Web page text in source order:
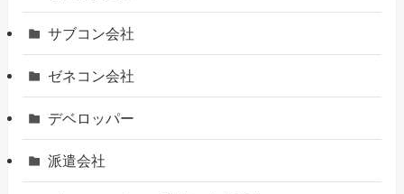
サブコン会社
ゼネコン会社
デベロッパー
派遣会社